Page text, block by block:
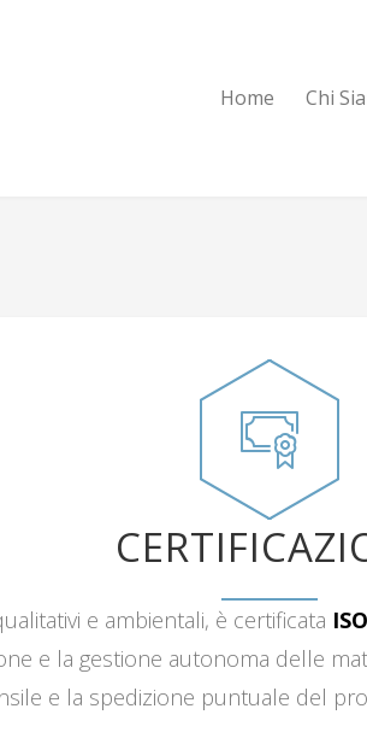
Home Chi
e ambientali, è certificata
e la gestione autonoma delle
e la spedizione puntuale del